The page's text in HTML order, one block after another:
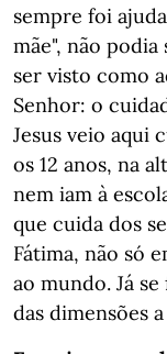
sempre foi
mãe", não
ser visto como
Senhor: o
Jesus veio aqui
os 12 anos, na
nem iam à
que cuida dos
Fátima, não só
ao mundo. Já
das dimensões